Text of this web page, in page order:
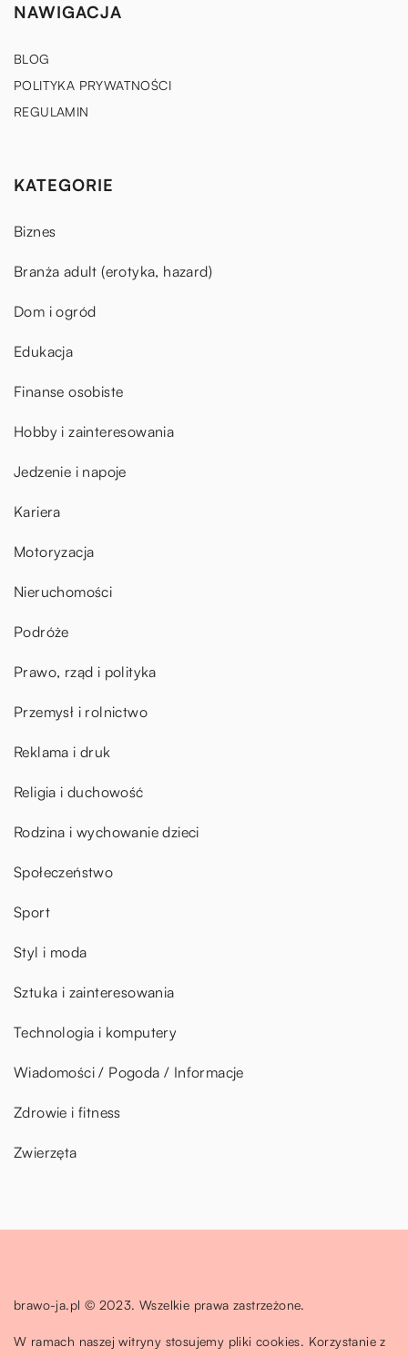
NAWIGACJA
BLOG
POLITYKA PRYWATNOŚCI
REGULAMIN
KATEGORIE
Biznes
Branża adult (erotyka, hazard)
Dom i ogród
Edukacja
Finanse osobiste
Hobby i zainteresowania
Jedzenie i napoje
Kariera
Motoryzacja
Nieruchomości
Podróże
Prawo, rząd i polityka
Przemysł i rolnictwo
Reklama i druk
Religia i duchowość
Rodzina i wychowanie dzieci
Społeczeństwo
Sport
Styl i moda
Sztuka i zainteresowania
Technologia i komputery
Wiadomości / Pogoda / Informacje
Zdrowie i fitness
Zwierzęta
brawo-ja.pl © 2023. Wszelkie prawa zastrzeżone.
W ramach naszej witryny stosujemy pliki cookies. Korzystanie z